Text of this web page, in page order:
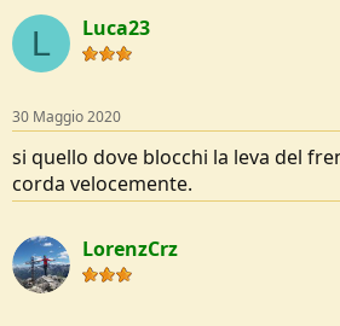
L Luca23
30 Maggio 2020
si quello dove blocchi la leva del
corda velocemente.
LorenzCrz